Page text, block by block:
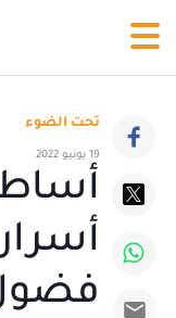
تحت الضوء
19 يونيو 2022